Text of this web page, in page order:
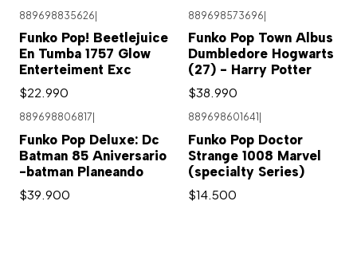
889698835626
Funko Pop! Beetlejuice
En Tumba 1757 Glow
Enterteiment Exc
$22.990
889698573696
Funko Pop Town Albus
Dumbledore Hogwarts
(27) - Harry Potter
$38.990
889698806817
Funko Pop Deluxe: Dc
Batman 85 Aniversario
-batman Planeando
$39.900
889698601641
Funko Pop Doctor
Strange 1008 Marvel
(specialty Series)
$14.500